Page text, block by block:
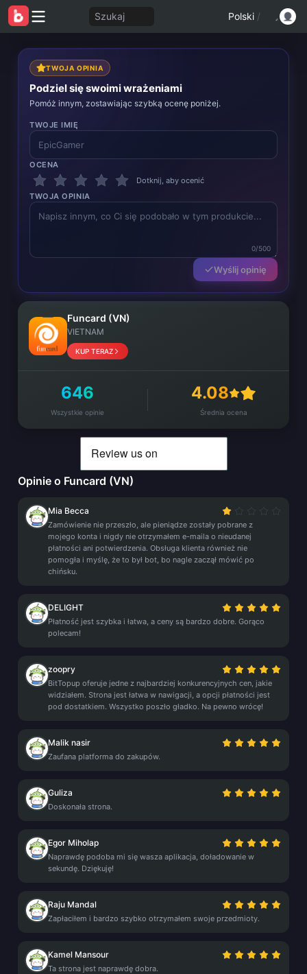
Szukaj Polski /
TWOJA OPINIA
Podziel się swoimi wrażeniami
Pomóż innym, zostawiając szybką ocenę poniżej.
TWOJE IMIĘ
OCENA
Dotknij, aby ocenić
TWOJA OPINIA
0/500
Wyślij opinię
Funcard (VN)
VIETNAM
KUP TERAZ
646
Wszystkie opinie
4.08
Średnia ocena
Opinie o Funcard (VN)
Mia Becca
Zamówienie nie przeszło, ale pieniądze zostały pobrane z
mojego konta i nigdy nie otrzymałem e-maila o nieudanej
płatności ani potwierdzenia. Obsługa klienta również nie
pomogła i myślę, że to był bot, bo nagle zaczął mówić po
chińsku.
DELIGHT
Płatność jest szybka i łatwa, a ceny są bardzo dobre. Gorąco
polecam!
zoopry
BitTopup oferuje jedne z najbardziej konkurencyjnych cen, jakie
widziałem. Strona jest łatwa w nawigacji, a opcji płatności jest
pod dostatkiem. Wszystko poszło gładko. Na pewno wrócę!
Malik nasir
Zaufana platforma do zakupów.
Guliza
Doskonała strona.
Egor Miholap
Naprawdę podoba mi się wasza aplikacja, doładowanie w
sekundę. Dziękuję!
Raju Mandal
Zapłaciłem i bardzo szybko otrzymałem swoje przedmioty.
Kamel Mansour
Ta strona jest naprawdę dobra.